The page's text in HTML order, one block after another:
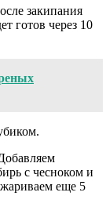
закипания
готов через 10
с чесноком и
еще 5